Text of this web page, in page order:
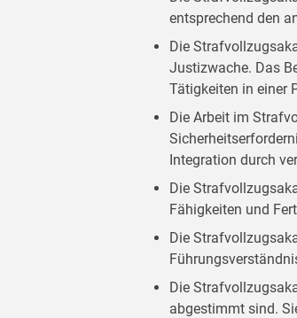
entsprechend den
Die
Justizwache. Das
Tätigkeiten in einer
Die Arbeit im
Integration durch
Die
Fähigkeiten und
Die
Die
abgestimmt sind.